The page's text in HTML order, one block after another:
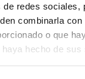
de redes sociales,
combinarla
o que
hecho de sus
no tengo
soy parte
Suyos, y